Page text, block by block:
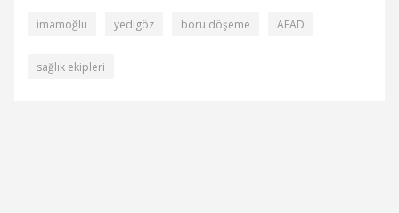
imamoğlu yedigöz boru döşeme AFAD
sağlık ekipleri